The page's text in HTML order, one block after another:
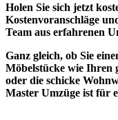
Holen Sie sich jetzt
Kostenvoranschläge
Team aus erfahrenen
Ganz gleich, ob Sie
Möbelstücke wie Ihren
oder die schicke
Master Umzüge ist für